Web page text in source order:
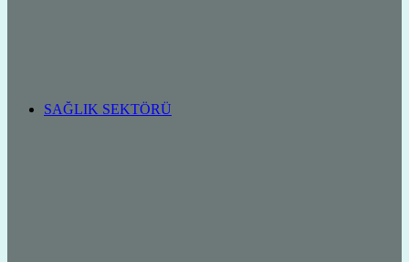
SAĞLIK SEKTÖRÜ